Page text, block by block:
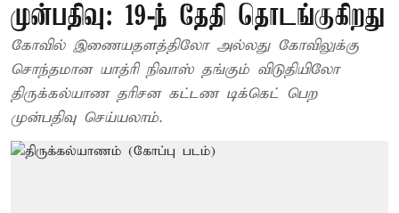
முன்பதிவு: 19-ந் தேதி தொடங்குகிறது
கோவில் இணையதளத்திலோ அல்லது கோவிலுக்கு
சொந்தமான யாத்ரி நிவாஸ் தங்கும் விடுதியிலோ
திருக்கல்யாண தரிசன கட்டண டிக்கெட் பெற
முன்பதிவு செய்யலாம்.